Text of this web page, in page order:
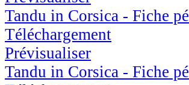
Tandu in Corsica - Fiche
Téléchargement
Prévisualiser
Tandu in Corsica - Fiche